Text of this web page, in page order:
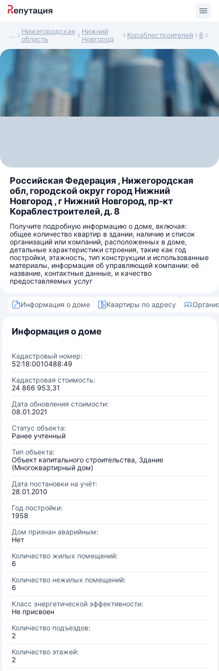
Нижегородская
область
Нижний
Новгород
Кораблестроителей 8
Российская Федерация , Нижегородская
обл, городской округ город Нижний
Новгород , г Нижний Новгород, пр-кт
Кораблестроителей, д. 8
Получите подробную информацию о доме, включая:
общее количество квартир в здании, наличие и список
организаций или компаний, расположенных в доме,
детальные характеристики строения, такие как год
постройки, этажность, тип конструкции и использованные
материалы, информация об управляющей компании: её
название, контактные данные, и качество
предоставляемых услуг
Информация о доме Квартиры по адресу
Информация о доме
Кадастровый номер:
52:18:0010488:49
Кадастровая стоимость:
24 866 953,31
Дата обновления стоимости:
08.01.2021
Статус объекта:
Ранее учтенный
Тип объекта:
Объект капитального строительства, Здание
(Многоквартирный дом)
Дата постановки на учёт:
28.01.2010
Год постройки:
1958
Дом признан аварийным:
Нет
Количество жилых помещений:
6
Количество нежилых помещений:
6
Класс энергетической эффективности:
Не присвоен
Количество подъездов:
2
Количество этажей:
2